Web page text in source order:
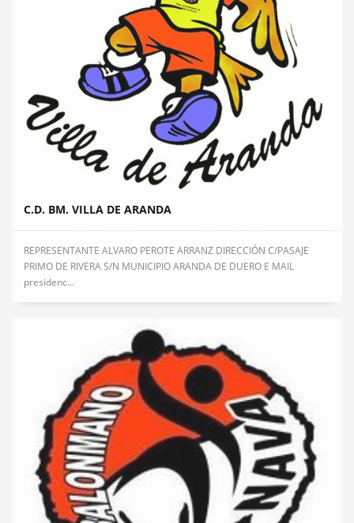
C.D. BM. VILLA DE ARANDA
REPRESENTANTE ALVARO PEROTE ARRANZ DIRECCIÓN C/PASAJE
PRIMO DE RIVERA S/N MUNICIPIO ARANDA DE DUERO E MAIL
presidenc...